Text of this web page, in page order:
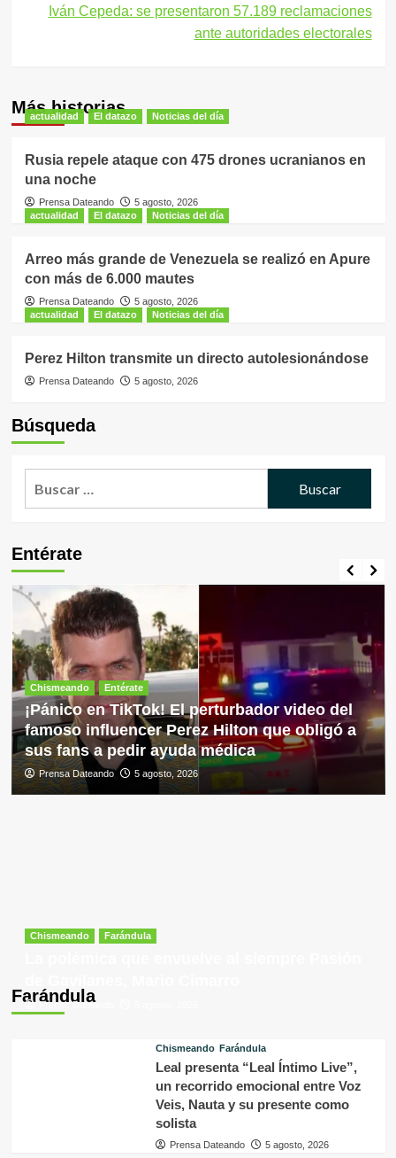
Iván Cepeda: se presentaron 57.189 reclamaciones
ante autoridades electorales
Más historias
actualidad El datazo Noticias del día
Rusia repele ataque con 475 drones ucranianos en
una noche
Prensa Dateando
5 agosto, 2026
actualidad
El datazo Noticias del día
Arreo más grande de Venezuela se realizó en Apure
con más de 6.000 mautes
Prensa Dateando
5 agosto, 2026
actualidad
El datazo Noticias del día
Perez Hilton transmite un directo autolesionándose
Prensa Dateando 5 agosto, 2026
Búsqueda
Entérate
Chismeando Entérate
¡Pánico en TikTok! El perturbador video del
famoso influencer Perez Hilton que obligó a
sus fans a pedir ayuda médica
Prensa Dateando 5 agosto, 2026
Farándula
Chismeando Farándula
Prensa Dateando
Chismeando Farándula
Leal presenta “Leal Íntimo Live”,
un recorrido emocional entre Voz
Veis, Nauta y su presente como
solista
Prensa Dateando 5 agosto, 2026